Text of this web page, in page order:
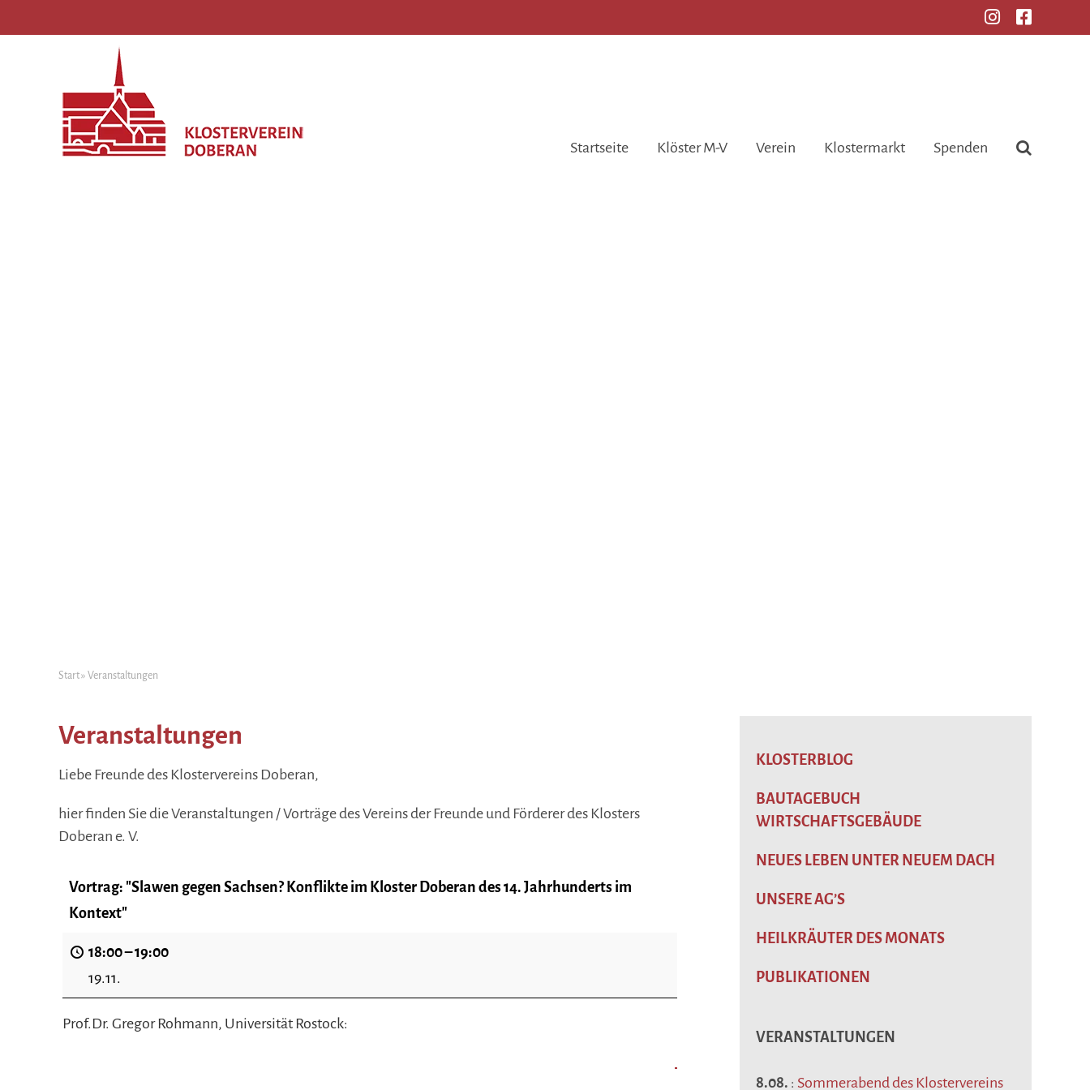
Startseite Klöster M-V Verein Klostermarkt Spenden
Start» Veranstaltungen
Veranstaltungen
Liebe Freunde des Klostervereins Doberan,
hier finden Sie die Veranstaltungen / Vorträge des Vereins der Freunde und Förderer des Klosters
Doberan e. V.
Vortrag: "Slawen gegen Sachsen? Konflikte im Kloster Doberan des 14. Jahrhunderts im
Kontext"
18:00–19:00
19.11.
Prof.Dr. Gregor Rohmann, Universität Rostock:
KLOSTERBLOG
BAUTAGEBUCH
WIRTSCHAFTSGEBÄUDE
NEUES LEBEN UNTER NEUEM DACH
UNSERE AG’S
HEILKRÄUTER DES MONATS
PUBLIKATIONEN
VERANSTALTUNGEN
8.08. : Sommerabend des Klostervereins